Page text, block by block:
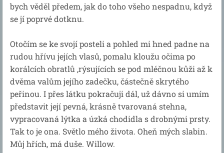
bych věděl předem, jak do toho všeho nespadnu, když
se jí poprvé dotknu.
Otočím se ke svojí posteli a pohled mi hned padne na
rudou hřívu jejích vlasů, pomalu kloužu očima po
korálcích obratlů ,rýsujících se pod mléčnou kůži až k
dvěma valům jejího zadečku, částečně skrytého
peřinou. I přes látku pokračuji dál, už dávno si umím
představit její pevná, krásně tvarovaná stehna,
vypracovaná lýtka a úzká chodidla s drobnými prsty.
Tak to je ona. Světlo mého života. Oheň mých slabin.
Můj hřích, má duše. Willow.